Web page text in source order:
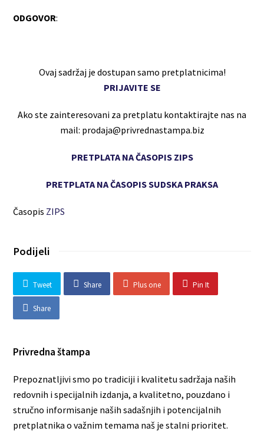
ODGOVOR:
Ovaj sadržaj je dostupan samo pretplatnicima!
PRIJAVITE SE
Ako ste zainteresovani za pretplatu kontaktirajte nas na
mail: prodaja@privrednastampa.biz
PRETPLATA NA ČASOPIS ZIPS
PRETPLATA NA ČASOPIS SUDSKA PRAKSA
Časopis ZIPS
Podijeli
Tweet Share Plus one Pin It
Share
Privredna štampa
Prepoznatljivi smo po tradiciji i kvalitetu sadržaja naših
redovnih i specijalnih izdanja, a kvalitetno, pouzdano i
stručno informisanje naših sadašnjih i potencijalnih
pretplatnika o važnim temama naš je stalni prioritet.